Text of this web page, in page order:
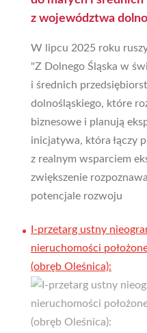
z województwa
W lipcu 2025 roku
"Z Dolnego Śląska w
i średnich
dolnośląskiego, które
biznesowe i planują
inicjatywa, która łączy
z realnym wsparciem
zwiększenie
potencjale rozwoju
I-przetarg ustny
nieruchomości
(obręb Oleśnica):